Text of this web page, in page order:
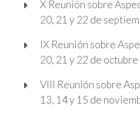
X Reunión sobre
20, 21 y 22 de
IX Reunión sobre
20, 21 y 22 de
VIII Reunión sobre
13, 14 y 15 de